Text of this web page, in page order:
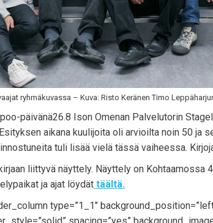
ryhmäkuvassa – Kuva: Risto Keränen Timo
päivänä26.8 Ison Omenan Palvelutorin
aikana kuulijoita oli arvioilta noin 50 ja
tuli lisää vielä tässä vaiheessa.
liittyvä näyttely. Näyttely on Kohtaamossa
ja ajat löydät täältä.
type=”1_1″